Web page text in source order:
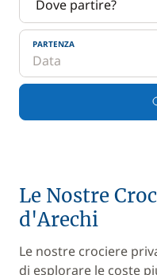
PARTENZA
Le Nostre
d'Arechi
Le nostre crociere
di esplorare le coste